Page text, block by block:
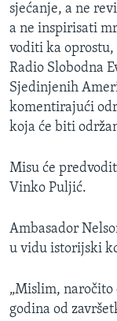
sjećanje, a ne
a ne inspirisati
voditi ka oprostu,
Radio Slobodna
Sjedinjenih
komentirajući
koja će biti
Misu će
Vinko Puljić.
Ambasador
u vidu istorijski
„Mislim, naročito
godina od